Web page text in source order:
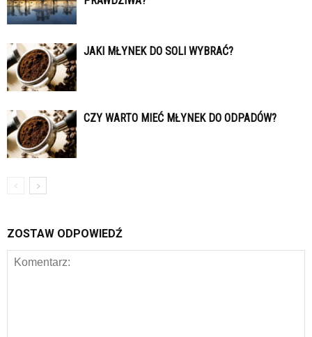
JAKI MŁYNEK DO SOLI WYBRAĆ?
CZY WARTO MIEĆ MŁYNEK DO ODPADÓW?
ZOSTAW ODPOWIEDŹ